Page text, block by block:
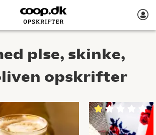
plse, skinke,
opskrifter